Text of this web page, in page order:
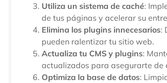
Utiliza un sistema de caché:
de tus páginas y acelerar su
Elimina los plugins innecesarios:
pueden ralentizar tu sitio web.
Actualiza tu CMS y plugins:
actualizados para asegurarte de
Optimiza la base de datos: